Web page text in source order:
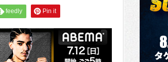
feedly Pin it